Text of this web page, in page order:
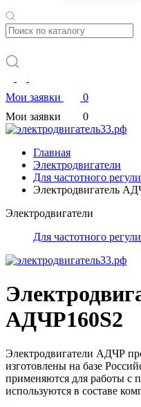
Мои заявки
0
Мои заявки
0
Главная
Электродвигатели
Для частотного
Электродвигатель
Электродвигатели
Для частотного
АДЧР160S2
Электродвигатели АДЧР
изготовлены на базе
применяются для работы с
используются в составе